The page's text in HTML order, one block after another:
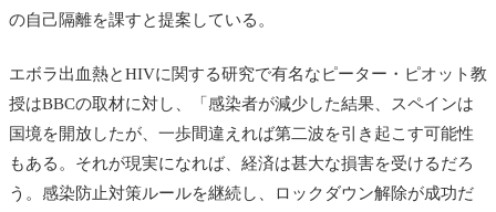
の自己隔離を課すと提案している。
エボラ出血熱とHIVに関する研究で有名なピーター・ピオット教
授はBBCの取材に対し、「感染者が減少した結果、スペインは
国境を開放したが、一歩間違えれば第二波を引き起こす可能性
もある。それが現実になれば、経済は甚大な損害を受けるだろ
う。感染防止対策ルールを継続し、ロックダウン解除が成功だ